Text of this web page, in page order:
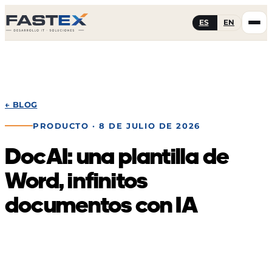
ES EN
← BLOG
PRODUCTO · 8 DE JULIO DE 2026
DocAI: una plantilla de
Word, infinitos
documentos con IA